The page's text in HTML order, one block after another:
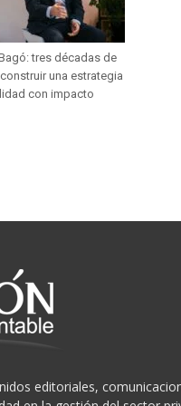
tres décadas de
una estrategia
con impacto
editoriales,